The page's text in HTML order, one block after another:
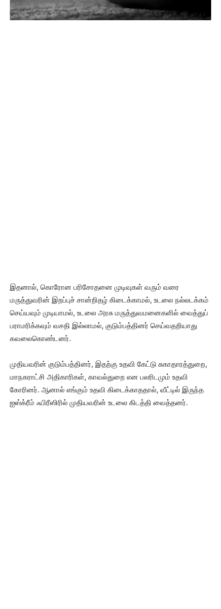
இதனால், கொரோன பரிசோதனை முடிவுகள் வரும் வரை
மருத்துவரின் இறப்புச் சான்றிதழ் கிடைக்காமல், உடலை நல்லடக்கம்
செய்யவும் முடியாமல், உடலை அரசு மருத்துவமனைகளில் வைத்துப்
பராமரிக்கவும் வசதி இல்லாமல், குடும்பத்தினர் செய்வதறியாது
கவலைகொண்டனர்.
முதியவரின் குடும்பத்தினர், இதற்கு உதவி கேட்டு சுகாதாரத்துறை,
மாநகராட்சி அதிகாரிகள், காவல்துறை என பலரிடமும் உதவி
கோரினர். ஆனால் எங்கும் உதவி கிடைக்காததால், வீட்டில் இருந்த
ஐஸ்க்ரீம் ஃபிரீஸிரில் முதியவரின் உடலை கிடத்தி வைத்தனர்.